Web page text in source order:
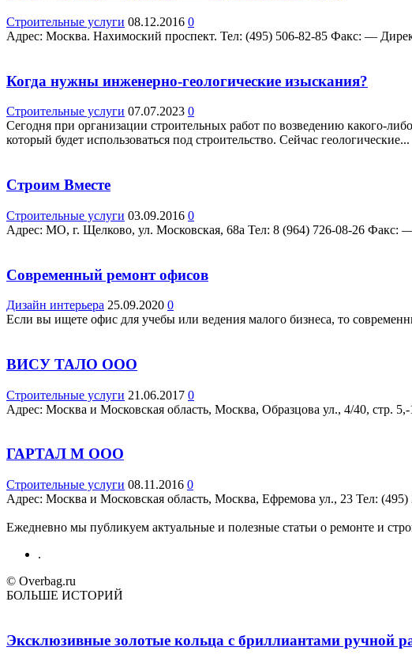
Строительные услуги 08.12.2016 0
Адрес: Москва. Нахимоский проспект. Teл: (495) 506-82-85 Факс: —
Когда нужны инженерно-геологические изыскания?
Строительные услуги 07.07.2023 0
Сегодня при организации строительных работ по возведению какого-
который будет использоваться под строительство. Сейчас геологические...
Строим Вместе
Строительные услуги 03.09.2016 0
Адрес: МО, г. Щелково, ул. Московская, 68а Teл: 8 (964) 726-08-26 Факс:
Современный ремонт офисов
Дизайн интерьера 25.09.2020 0
Если вы ищете офис для учебы или ведения малого бизнеса, то
ВИСУ ТАЛО ООО
Строительные услуги 21.06.2017 0
Адрес: Москва и Московская область, Москва, Образцова ул., 4/40, стр.
ГАРТАЛ М ООО
Строительные услуги 08.11.2016 0
Адрес: Москва и Московская область, Москва, Ефремова ул., 23 Teл:
Ежедневно мы публикуем актуальные и полезные статьи о ремонте и
.
© Overbag.ru
БОЛЬШЕ ИСТОРИЙ
Эксклюзивные золотые кольца с бриллиантами ручной